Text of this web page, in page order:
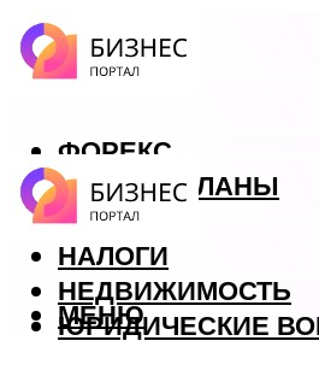
ФОРЕКС
БИЗНЕС ПЛАНЫ
КРЕДИТЫ
НАЛОГИ
НЕДВИЖИМОСТЬ
ЮРИДИЧЕСКИЕ
МЕНЮ